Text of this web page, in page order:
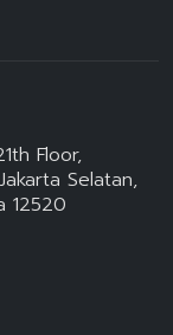
Floor,
Selatan,
12520